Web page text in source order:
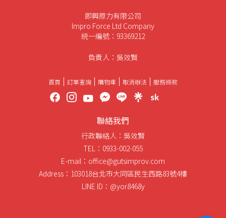
即興原力有限公司
Impro Force Ltd Company
統一編號：93369212
負責人：吳效賢
首頁 訂單查詢 購物車 取消辦法 服務條款
聯絡我們
行政聯絡人：吳效賢
TEL：0933-002-055
E-mail：office@gutsimprov.com
Address：103018台北市大同區民生西路83號4樓
LINE ID：@yor8468y